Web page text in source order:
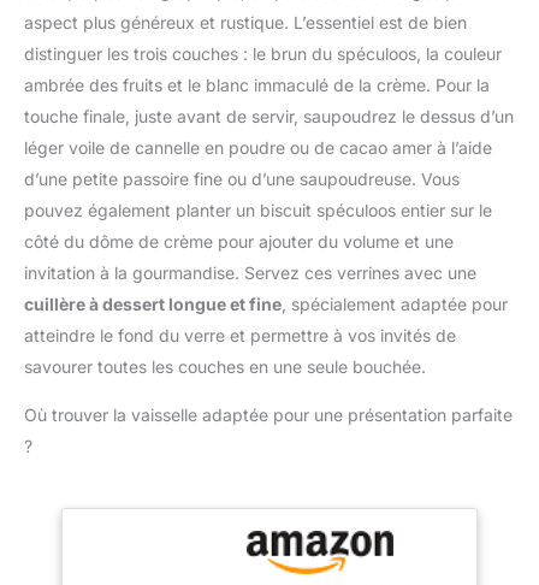
Matériaux: Tous les
accessoires répondent
aux normes alimentaires,
inoxydable 304 de
qualité alimentaire de
haute qualité, en silicone
et en plastiques de haute
et durable, Haute
résistance à la rouille,
Bords lisses et lave-
vaisselle sont sûrs
Cadeau idéal: Cadeau
anniversaire, un
anniversaire et Pâques.
gâteaux pour cuire
n'importe quel gâteau en
tant que débutant et
concaves,qui peuvent
la main et empêcher
efficacement le
glissement,poche à
douille au design épaissi
et convient aux douilles à
douille,douilles à bille,etc.
🥝Emballage &
taille:Emballé avec 100
poches à douille
jetables,chaque pièce
mesure 30 x 20 cm,vous
pouvez l'utiliser en toute
snacks,la décoration de
vous aurez plus de plaisir
à faire de la
aspect plus généreux et rustique. L’essentiel est de bien
distinguer les trois couches : le brun du spéculoos, la couleur
ambrée des fruits et le blanc immaculé de la crème. Pour la
touche finale, juste avant de servir, saupoudrez le dessus d’un
léger voile de cannelle en poudre ou de cacao amer à l’aide
d’une petite passoire fine ou d’une saupoudreuse. Vous
pouvez également planter un biscuit spéculoos entier sur le
côté du dôme de crème pour ajouter du volume et une
invitation à la gourmandise. Servez ces verrines avec une
cuillère à dessert longue et fine, spécialement adaptée pour
atteindre le fond du verre et permettre à vos invités de
savourer toutes les couches en une seule bouchée.
Où trouver la vaisselle adaptée pour une présentation parfaite
?